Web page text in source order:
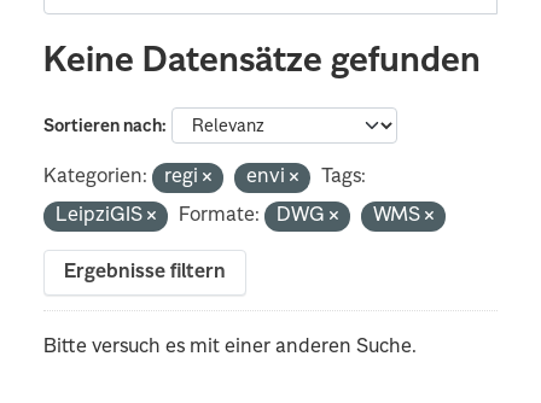
Keine Datensätze gefunden
Sortieren nach
Kategorien: regi envi
Tags:
LeipziGIS
Formate: DWG WMS
Ergebnisse filtern
Bitte versuch es mit einer anderen Suche.